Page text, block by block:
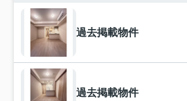
過去掲載物件
過去掲載物件